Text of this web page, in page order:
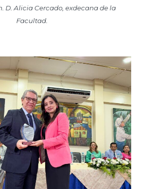
D. Alicia Cercado, exdecana de la
Facultad.